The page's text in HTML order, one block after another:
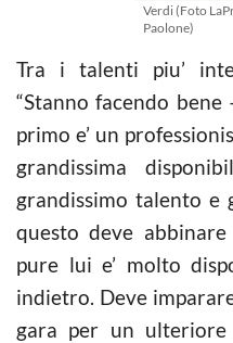
Verdi (Foto
Paolone)
Tra i talenti piu’
“Stanno facendo
primo e’ un
grandissima
grandissimo talento e
questo deve
pure lui e’ molto
indietro. Deve
gara per un ulteriore